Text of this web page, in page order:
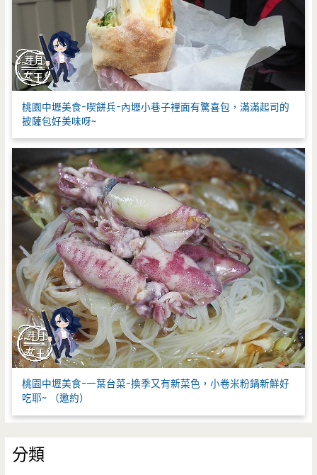
桃園中壢美食-喫餅兵-內壢小巷子裡面有驚喜包，滿滿起司的
披薩包好美味呀~
桃園中壢美食-一葉台菜-換季又有新菜色，小卷米粉鍋新鮮好
吃耶~ （邀約）
分類